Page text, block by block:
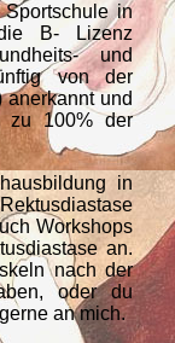
in
B- Lizenz
und
von der
und
zu 100% der
in
Workshops
an.
nach der
oder du
an mich.